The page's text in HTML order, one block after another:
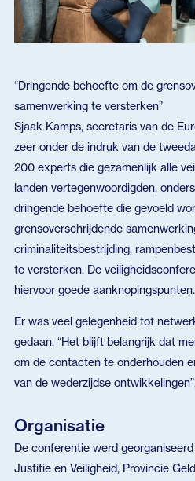
“Dringende behoefte om de
samenwerking te versterken”
Sjaak Kamps, secretaris van de
zeer onder de indruk van de
200 experts die gezamenlijk alle
landen vertegenwoordigden,
dringende behoefte die gevoeld
grensoverschrijdende
criminaliteitsbestrijding,
te versterken. De
hiervoor goede
Er was veel gelegenheid tot
gedaan. “Het blijft belangrijk dat
om de contacten te onderhouden
van de wederzijdse
Organisatie
De conferentie werd
Justitie en Veiligheid, Provincie